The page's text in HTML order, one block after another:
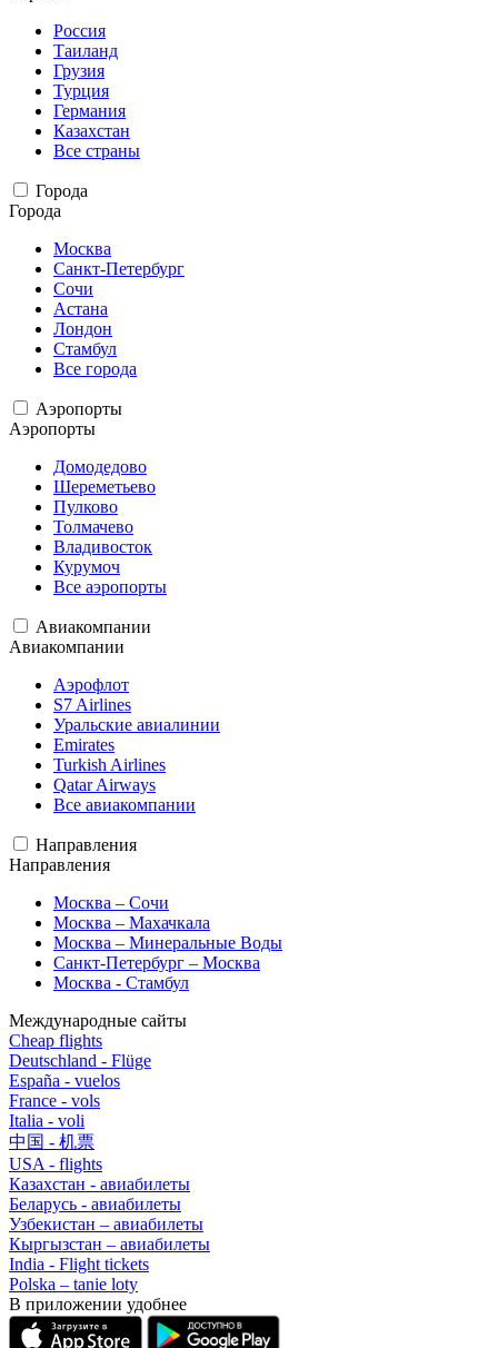
Россия
Таиланд
Грузия
Турция
Германия
Казахстан
Все страны
Города
Города
Москва
Санкт-Петербург
Сочи
Астана
Лондон
Стамбул
Все города
Аэропорты
Аэропорты
Домодедово
Шереметьево
Пулково
Толмачево
Владивосток
Курумоч
Все аэропорты
Авиакомпании
Авиакомпании
Аэрофлот
S7 Airlines
Уральские авиалинии
Emirates
Turkish Airlines
Qatar Airways
Все авиакомпании
Направления
Направления
Москва – Сочи
Москва – Махачкала
Москва – Минеральные Воды
Санкт-Петербург – Москва
Москва - Стамбул
Международные сайты
Cheap flights
Deutschland - Flüge
España - vuelos
France - vols
Italia - voli
中国 - 机票
USA - flights
Казахстан - авиабилеты
Беларусь - авиабилеты
Узбекистан – авиабилеты
Кыргызстан – авиабилеты
India - Flight tickets
Polska – tanie loty
В приложении удобнее